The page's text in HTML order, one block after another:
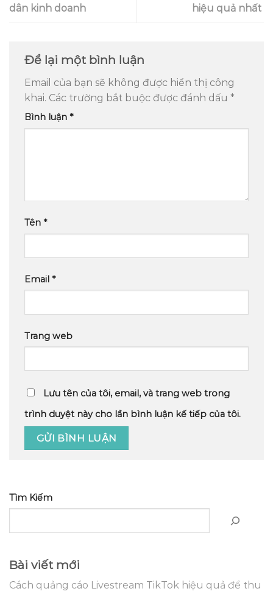
dân kinh doanh
hiệu quả nhất
Để lại một bình luận
Email của bạn sẽ không được hiển thị công
khai. Các trường bắt buộc được đánh dấu *
Bình luận *
Tên *
Email *
Trang web
Lưu tên của tôi, email, và trang web trong
trình duyệt này cho lần bình luận kế tiếp của tôi.
Tìm Kiếm
Bài viết mới
Cách quảng cáo Livestream TikTok hiệu quả để thu